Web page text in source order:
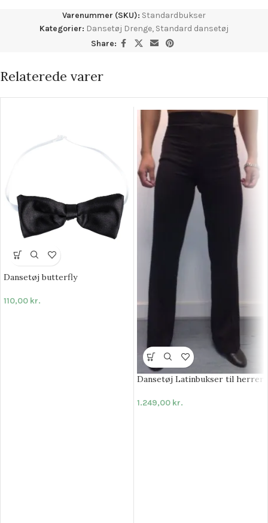
Varenummer (SKU): Standardbukser
Kategorier: Dansetøj Drenge, Standard dansetøj
Share:
Relaterede varer
Dansetøj butterfly
110,00 kr.
Dansetøj Latinbukser til herrer
1.249,00 kr.